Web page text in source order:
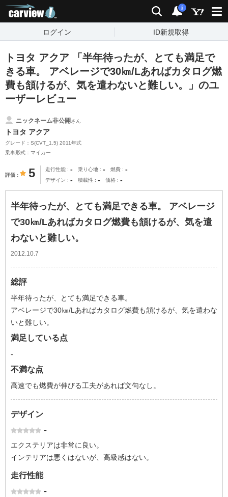
検索 通知
i
ログイン ID新規取得
トヨタ アクア 「半年待ったが、とても満足で
きる車。 アベレージで30㎞/Lあればカタログ燃
費も頷けるが、気を遣わないと難しい。」のユ
ーザーレビュー
ニックネーム非公開さん
トヨタ アクア
グレード：S(CVT_1.5) 2011年式
乗車形式：マイカー
評価 5 走行性能 - 乗り心地 - 燃費 -
デザイン - 積載性 - 価格 -
半年待ったが、とても満足できる車。 アベレージ
で30㎞/Lあればカタログ燃費も頷けるが、気を遣
わないと難しい。
2012.10.7
総評
半年待ったが、とても満足できる車。
アベレージで30㎞/Lあればカタログ燃費も頷けるが、気を遣わな
いと難しい。
満足している点
-
不満な点
高速でも燃費が伸びる工夫があれば文句なし。
デザイン
-
エクステリアは非常に良い。
インテリアは悪くはないが、高級感はない。
走行性能
-